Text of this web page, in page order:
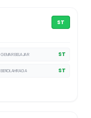
ST
GEMAR BELAJAR ST
BEROLAHRAGA ST